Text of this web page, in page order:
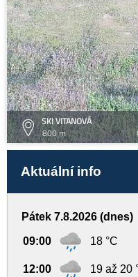
SKI VITANOVÁ
800 m
Aktuální info
Pátek 7.8.2026 (dnes)
09:00 18 °C
12:00 19 až 20